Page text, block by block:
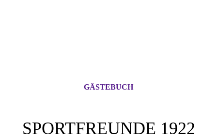
GÄSTEBUCH
SPORTFREUNDE 1922